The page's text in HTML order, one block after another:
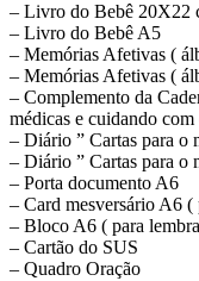
– Livro do Bebê 20X22
– Livro do Bebê A5
– Memórias Afetivas (
– Memórias Afetivas (
– Complemento da
médicas e cuidando
– Diário ” Cartas para o
– Diário ” Cartas para o
– Porta documento A6
– Card mesversário A6
– Bloco A6 ( para
– Cartão do SUS
– Quadro Oração